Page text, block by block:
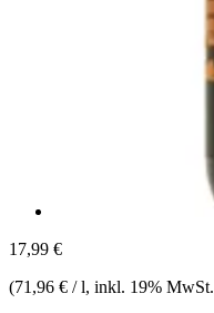
17,99 €
(71,96 € / l, inkl. 19% MwSt.